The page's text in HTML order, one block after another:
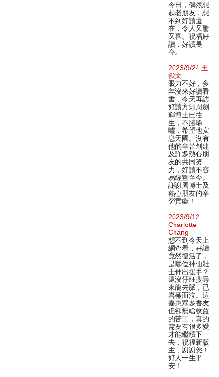
今日，偶然想
起老朋友，想
不到好讀還
在，令人又驚
又喜。祝福好
讀，好讀長
存。
2023/9/24 王
俊文
眼力不好，多
年沒來好讀看
書，今天再訪
好讀方知周劍
輝博士已往
生，不勝唏
噓，希望他安
息天國。沒有
他的辛苦創建
及許多熱心朋
友的共同努
力，好讀不容
易經營至今。
謝謝周博士及
熱心朋友的辛
勞貢獻！
2023/9/12
Charlotte
Chang
想不到今天上
網查看，好讀
竟然復活了，
是哪位神仙壯
士伸出援手？
還沒仔細搜尋
來龍去脈，已
喜極而泣。這
嘉惠眾多書友
但卻無啥收益
的苦工，真的
需要有很多愛
才能繼續下
去，祝福新版
主，謝謝您！
好人一生平
安！